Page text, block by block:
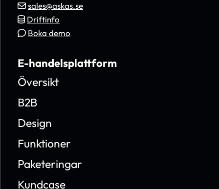
sales@askas.se
Driftinfo
Boka demo
E-handelsplattform
Översikt
B2B
Design
Funktioner
Paketeringar
Kundcase